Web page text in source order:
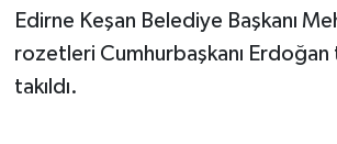
Edirne Keşan Belediye Başkanı
rozetleri Cumhurbaşkanı Erdoğan
takıldı.